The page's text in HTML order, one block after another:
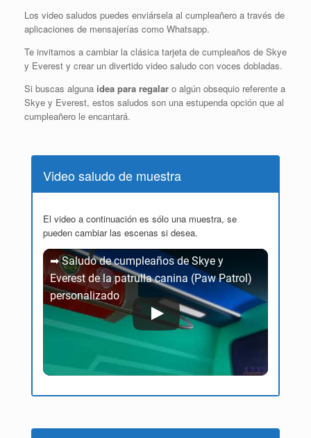
Los video saludos puedes enviársela al cumpleañero a través de
aplicaciones de mensajerías como Whatsapp.
Te invitamos a cambiar la clásica tarjeta de cumpleaños de Skye
y Everest y crear un divertido video saludo con voces dobladas.
Si buscas alguna idea para regalar o algún obsequio referente a
Skye y Everest, estos saludos son una estupenda opción que al
cumpleañero le encantará.
Video saludo de muestra
El video a continuación es sólo una muestra, se
pueden cambiar las escenas si desea.
➡ Saludo de cumpleaños de Skye y
Everest de la patrulla canina (Paw Patrol)
personalizado